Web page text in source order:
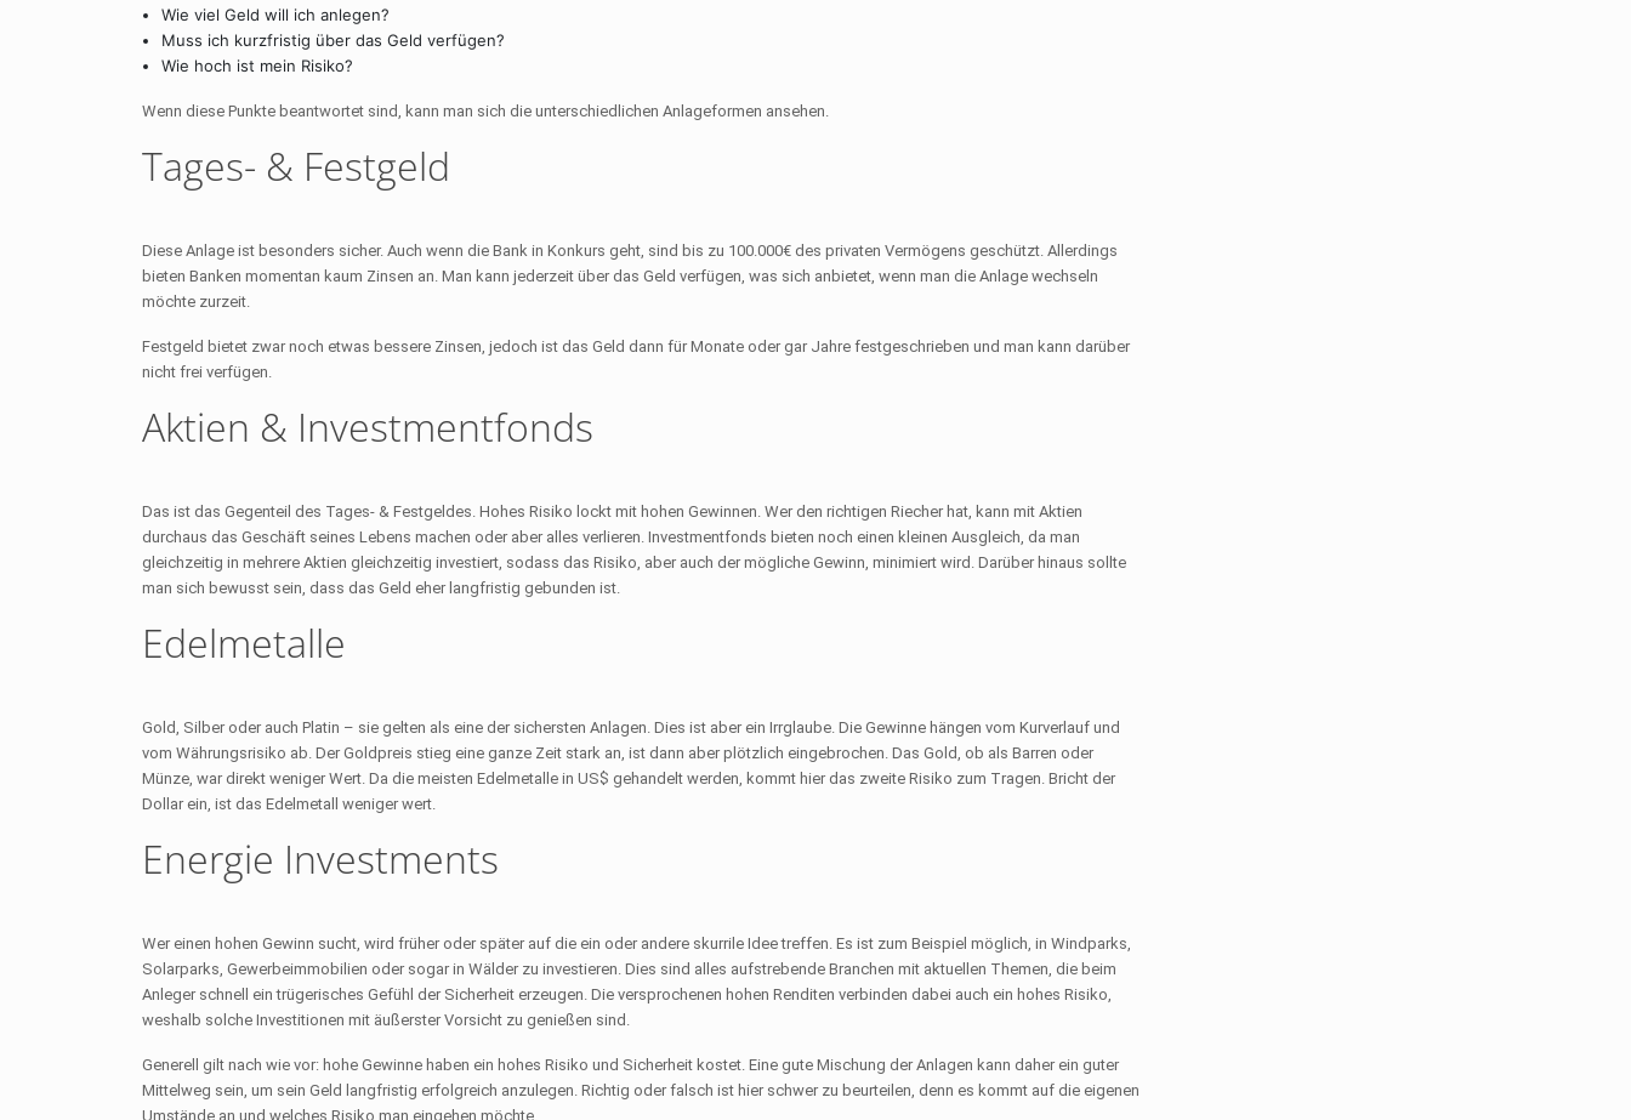
Wie viel Geld will ich anlegen?
Muss ich kurzfristig über das Geld verfügen?
Wie hoch ist mein Risiko?
Wenn diese Punkte beantwortet sind, kann man sich die unterschiedlichen Anlageformen ansehen.
Tages- & Festgeld
Diese Anlage ist besonders sicher. Auch wenn die Bank in Konkurs geht, sind bis zu 100.000€ des privaten Vermögens geschützt. Allerdings
bieten Banken momentan kaum Zinsen an. Man kann jederzeit über das Geld verfügen, was sich anbietet, wenn man die Anlage wechseln
möchte zurzeit.
Festgeld bietet zwar noch etwas bessere Zinsen, jedoch ist das Geld dann für Monate oder gar Jahre festgeschrieben und man kann darüber
nicht frei verfügen.
Aktien & Investmentfonds
Das ist das Gegenteil des Tages- & Festgeldes. Hohes Risiko lockt mit hohen Gewinnen. Wer den richtigen Riecher hat, kann mit Aktien
durchaus das Geschäft seines Lebens machen oder aber alles verlieren. Investmentfonds bieten noch einen kleinen Ausgleich, da man
gleichzeitig in mehrere Aktien gleichzeitig investiert, sodass das Risiko, aber auch der mögliche Gewinn, minimiert wird. Darüber hinaus sollte
man sich bewusst sein, dass das Geld eher langfristig gebunden ist.
Edelmetalle
Gold, Silber oder auch Platin – sie gelten als eine der sichersten Anlagen. Dies ist aber ein Irrglaube. Die Gewinne hängen vom Kurverlauf und
vom Währungsrisiko ab. Der Goldpreis stieg eine ganze Zeit stark an, ist dann aber plötzlich eingebrochen. Das Gold, ob als Barren oder
Münze, war direkt weniger Wert. Da die meisten Edelmetalle in US$ gehandelt werden, kommt hier das zweite Risiko zum Tragen. Bricht der
Dollar ein, ist das Edelmetall weniger wert.
Energie Investments
Wer einen hohen Gewinn sucht, wird früher oder später auf die ein oder andere skurrile Idee treffen. Es ist zum Beispiel möglich, in Windparks,
Solarparks, Gewerbeimmobilien oder sogar in Wälder zu investieren. Dies sind alles aufstrebende Branchen mit aktuellen Themen, die beim
Anleger schnell ein trügerisches Gefühl der Sicherheit erzeugen. Die versprochenen hohen Renditen verbinden dabei auch ein hohes Risiko,
weshalb solche Investitionen mit äußerster Vorsicht zu genießen sind.
Generell gilt nach wie vor: hohe Gewinne haben ein hohes Risiko und Sicherheit kostet. Eine gute Mischung der Anlagen kann daher ein guter
Mittelweg sein, um sein Geld langfristig erfolgreich anzulegen. Richtig oder falsch ist hier schwer zu beurteilen, denn es kommt auf die eigenen
Umstände an und welches Risiko man eingehen möchte.